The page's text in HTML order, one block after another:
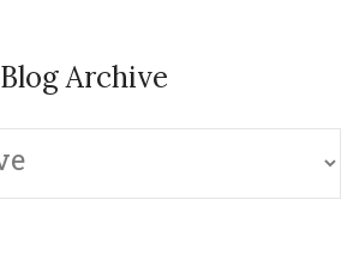
Blog Archive